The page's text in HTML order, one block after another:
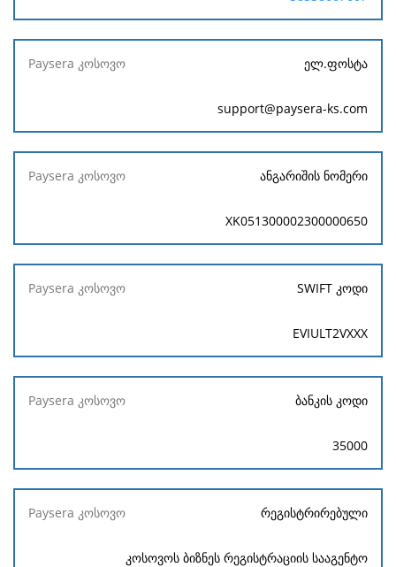
ელ.ფოსტა
support@paysera-ks.com
ანგარიშის ნომერი
XK051300002300000650
SWIFT კოდი
EVIULT2VXXX
ბანკის კოდი
35000
რეგისტრირებული
კოსოვოს ბიზნეს რეგისტრაციის სააგენტო